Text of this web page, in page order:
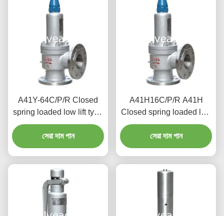
A41Y-64C/P/R Closed
spring loaded low lift type
safety valve（A41Y）
suitable for working
temperature 300degree
সেরা দাম পান
A41H16C/P/R A41H
Closed spring loaded low
lift type safety valve,
suitable for equipment
and pipeline
সেরা দাম পান